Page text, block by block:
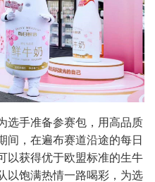
选手准备参赛包，用高品质
间，在遍布赛道沿途的每日
以获得优于欧盟标准的生牛
以饱满热情一路喝彩，为选